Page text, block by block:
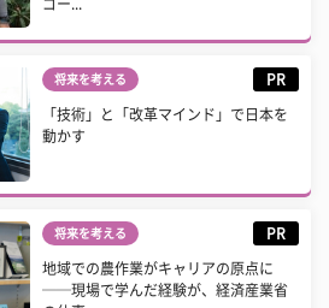
ゴー...
将来を考える PR
「技術」と「改革マインド」で日本を
動かす
将来を考える PR
地域での農作業がキャリアの原点に
──現場で学んだ経験が、経済産業省